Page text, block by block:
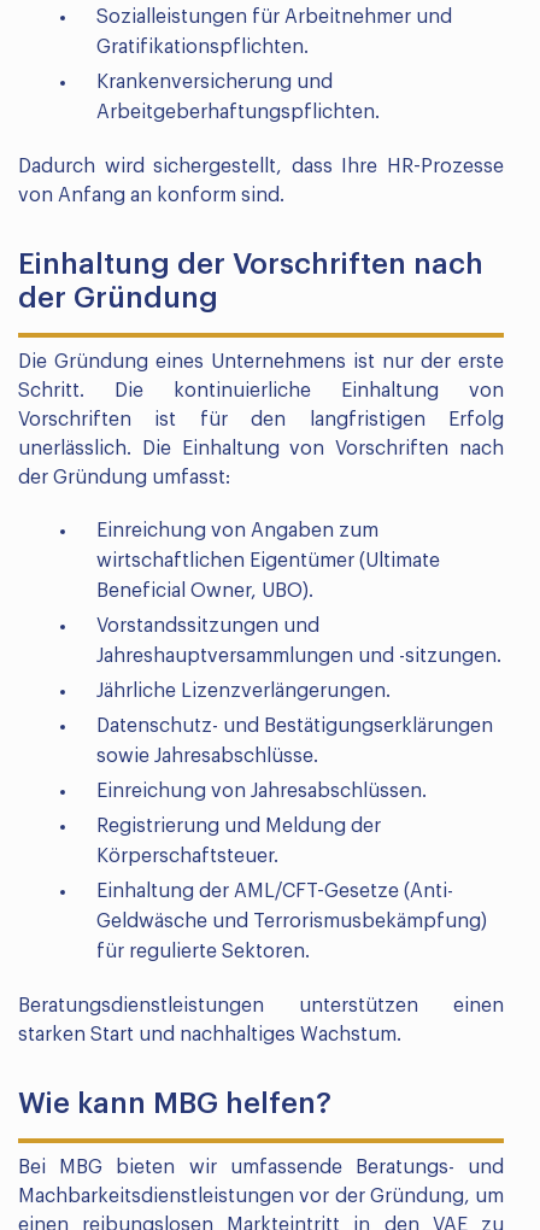
Sozialleistungen für Arbeitnehmer und
Gratifikationspflichten.
Krankenversicherung und
Arbeitgeberhaftungspflichten.
Dadurch wird sichergestellt, dass Ihre HR-Prozesse
von Anfang an konform sind.
Einhaltung der Vorschriften nach
der Gründung
Die Gründung eines Unternehmens ist nur der erste
Schritt. Die kontinuierliche Einhaltung von
Vorschriften ist für den langfristigen Erfolg
unerlässlich. Die Einhaltung von Vorschriften nach
der Gründung umfasst:
Einreichung von Angaben zum
wirtschaftlichen Eigentümer (Ultimate
Beneficial Owner, UBO).
Vorstandssitzungen und
Jahreshauptversammlungen und -sitzungen.
Jährliche Lizenzverlängerungen.
Datenschutz- und Bestätigungserklärungen
sowie Jahresabschlüsse.
Einreichung von Jahresabschlüssen.
Registrierung und Meldung der
Körperschaftsteuer.
Einhaltung der AML/CFT-Gesetze (Anti-
Geldwäsche und Terrorismusbekämpfung)
für regulierte Sektoren.
Beratungsdienstleistungen unterstützen einen
starken Start und nachhaltiges Wachstum.
Wie kann MBG helfen?
Bei MBG bieten wir umfassende Beratungs- und
Machbarkeitsdienstleistungen vor der Gründung, um
einen reibungslosen Markteintritt in den VAE zu